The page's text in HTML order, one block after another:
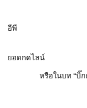
ตัดต่อพัน
อีพี
มอบโล่
ยอดกดไลน์
หรือในบท “บิ๊กคลี
คลีนนิ่ง